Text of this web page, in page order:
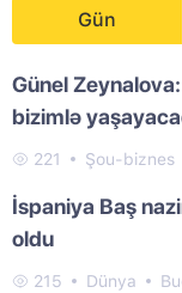
Gün
Günel
bizimlə
221 Şou-biznes
İspaniya Baş
oldu
215 Dünya